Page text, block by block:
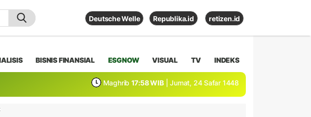
Deutsche Welle Republika.id retizen.id
BISNIS FINANSIAL ESGNOW VISUAL TV INDEKS
Maghrib 17:58 WIB | Jumat, 24 Safar 1448